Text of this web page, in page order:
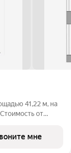
41,22 м, на
от
«Гранельмне